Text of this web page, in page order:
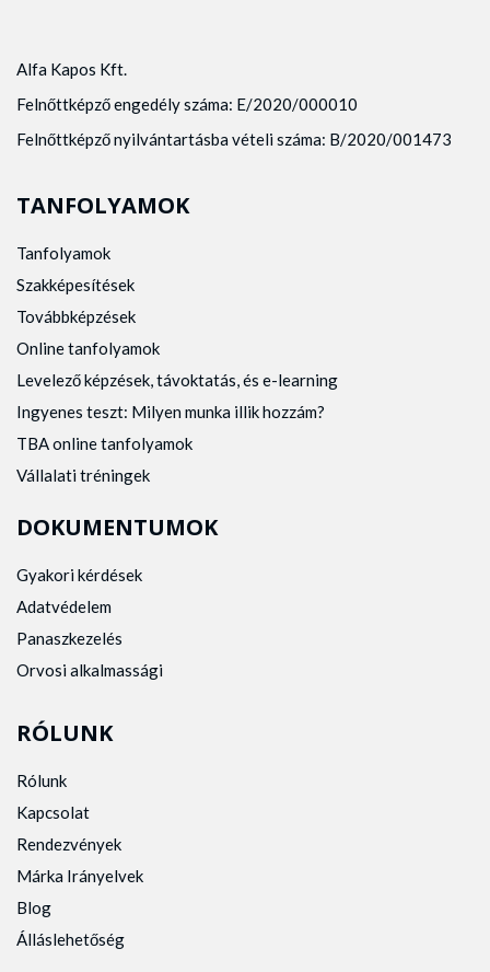
Alfa Kapos Kft.
Felnőttképző engedély száma: E/2020/000010
Felnőttképző nyilvántartásba vételi száma: B/2020/001473
TANFOLYAMOK
Tanfolyamok
Szakképesítések
Továbbképzések
Online tanfolyamok
Levelező képzések, távoktatás, és e-learning
Ingyenes teszt: Milyen munka illik hozzám?
TBA online tanfolyamok
Vállalati tréningek
DOKUMENTUMOK
Gyakori kérdések
Adatvédelem
Panaszkezelés
Orvosi alkalmassági
RÓLUNK
Rólunk
Kapcsolat
Rendezvények
Márka Irányelvek
Blog
Álláslehetőség